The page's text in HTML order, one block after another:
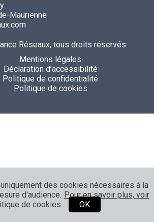
Maurienne
Réseaux, tous droits réservés
Mentions légales
Déclaration d’accessibilité
Politique de confidentialité
Politique de cookies
des cookies nécessaires à la
d'audience. Pour en savoir plus, voir
de cookies
OK